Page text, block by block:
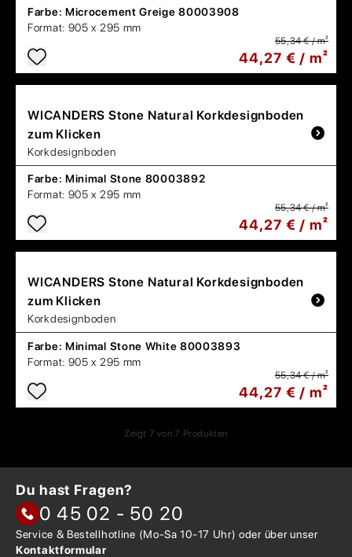
Farbe: Microcement Greige 80003908
Format: 905 x 295 mm
55,34 € / m²
44,27 € / m²
WICANDERSStone Natural Korkdesignboden
zum Klicken
Korkdesignboden
Farbe: Minimal Stone 80003892
Format: 905 x 295 mm
55,34 € / m²
44,27 € / m²
WICANDERSStone Natural Korkdesignboden
zum Klicken
Korkdesignboden
Farbe: Minimal Stone White 80003893
Format: 905 x 295 mm
55,34 € / m²
44,27 € / m²
Zeigt 7 von 7 Produkten
Du hast Fragen?
0 45 02 - 50 20
Service & Bestellhotline (Mo-Sa 10-17 Uhr) oder überunser
Kontaktformular